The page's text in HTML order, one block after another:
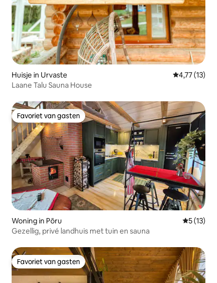
Huisje in Urvaste Gemiddelde
4,77 (13)
Laane Talu Sauna House
Favoriet van gasten
Favoriet van gasten
Woning in Põru
5 (13)
Gezellig, privé landhuis met tuin en sauna
Favoriet van gasten
Favoriet van gasten